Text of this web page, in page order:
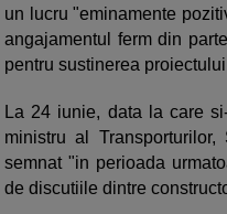
un lucru "eminamente
angajamentul ferm din
pentru sustinerea
La 24 iunie, data la care
ministru al
semnat "in perioada
de discutiile dintre